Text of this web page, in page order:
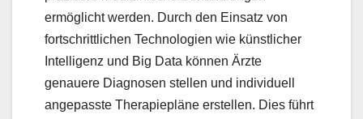
ermöglicht werden. Durch den Einsatz von
fortschrittlichen Technologien wie künstlicher
Intelligenz und Big Data können Ärzte
genauere Diagnosen stellen und individuell
angepasste Therapiepläne erstellen. Dies führt